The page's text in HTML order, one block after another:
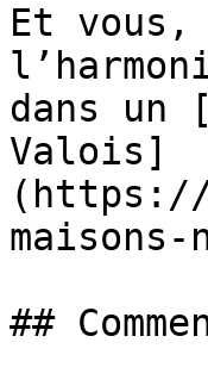
Et
dans un
Valois]
(https://
##